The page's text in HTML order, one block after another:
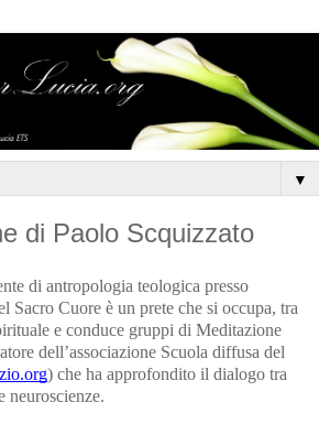
▼
di Paolo Scquizzato
di antropologia teologica presso
Sacro Cuore è un prete che si occupa, tra
e conduce gruppi di Meditazione
dell’associazione Scuola diffusa del
) che ha approfondito il dialogo tra
neuroscienze.